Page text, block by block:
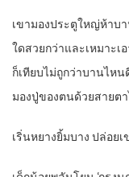
เขามองประตูใหญ่ห้าบ
ใดสวยกว่าและเหมาะเ
ก็เทียบไม่ถูกว่าบานไห
มองปู่ของตนด้วยสายต
เริ่นหยางยิ้มบาง ปล่อย